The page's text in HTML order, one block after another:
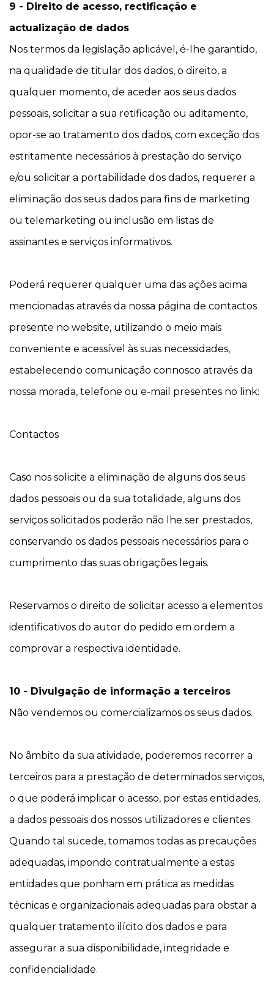
9 - Direito de acesso, rectificação e
actualização de dados
Nos termos da legislação aplicável, é-lhe garantido,
na qualidade de titular dos dados, o direito, a
qualquer momento, de aceder aos seus dados
pessoais, solicitar a sua retificação ou aditamento,
opor-se ao tratamento dos dados, com exceção dos
estritamente necessários à prestação do serviço
e/ou solicitar a portabilidade dos dados, requerer a
eliminação dos seus dados para fins de marketing
ou telemarketing ou inclusão em listas de
assinantes e serviços informativos.
Poderá requerer qualquer uma das ações acima
mencionadas através da nossa página de contactos
presente no website, utilizando o meio mais
conveniente e acessível às suas necessidades,
estabelecendo comunicação connosco através da
nossa morada, telefone ou e-mail presentes no link:
Contactos
Caso nos solicite a eliminação de alguns dos seus
dados pessoais ou da sua totalidade, alguns dos
serviços solicitados poderão não lhe ser prestados,
conservando os dados pessoais necessários para o
cumprimento das suas obrigações legais.
Reservamos o direito de solicitar acesso a elementos
identificativos do autor do pedido em ordem a
comprovar a respectiva identidade.
10 - Divulgação de informação a terceiros
Não vendemos ou comercializamos os seus dados.
No âmbito da sua atividade, poderemos recorrer a
terceiros para a prestação de determinados serviços,
o que poderá implicar o acesso, por estas entidades,
a dados pessoais dos nossos utilizadores e clientes.
Quando tal sucede, tomamos todas as precauções
adequadas, impondo contratualmente a estas
entidades que ponham em prática as medidas
técnicas e organizacionais adequadas para obstar a
qualquer tratamento ilícito dos dados e para
assegurar a sua disponibilidade, integridade e
confidencialidade.